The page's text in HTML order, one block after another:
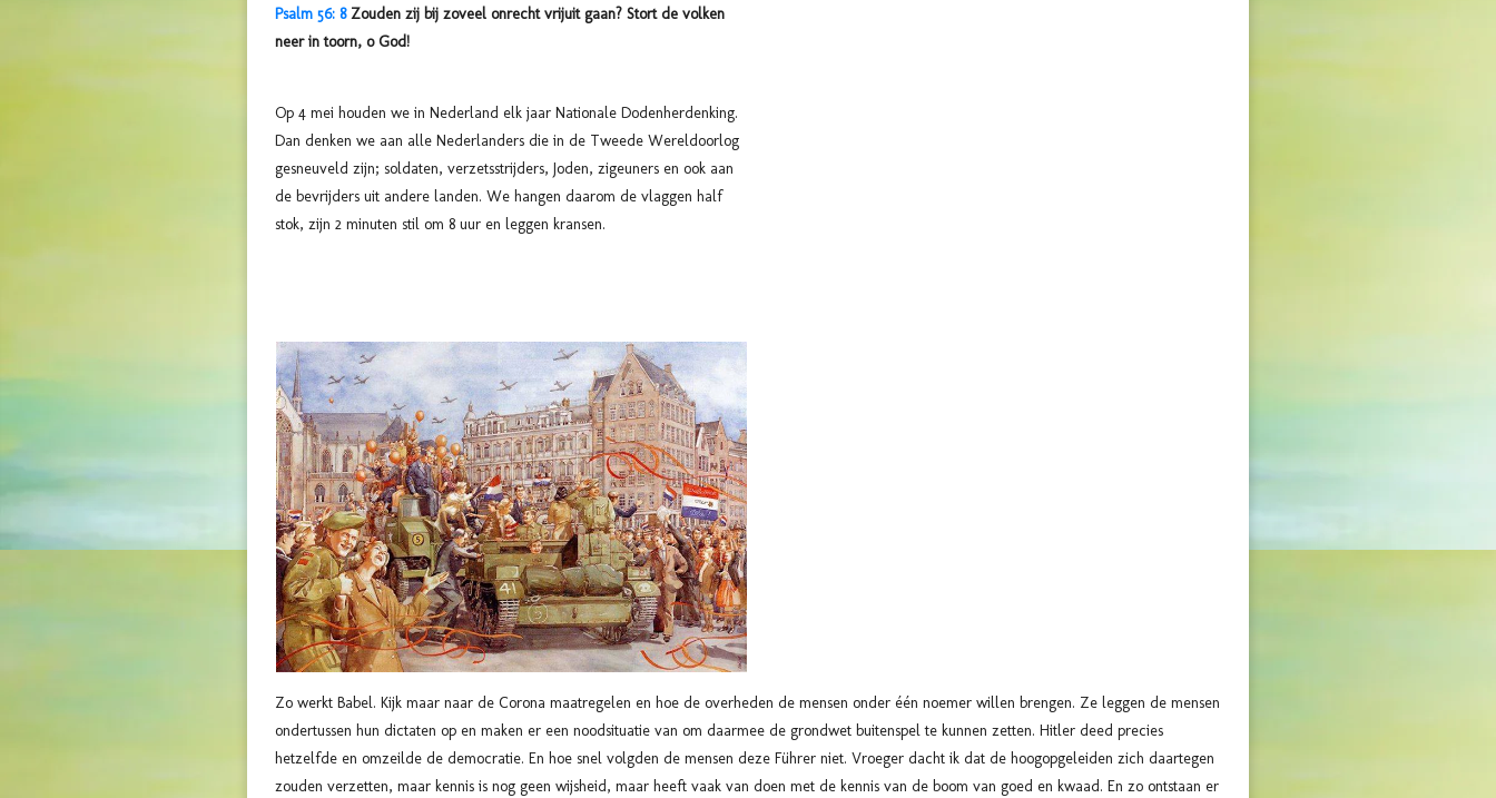
Psalm 56: 8Zouden zij bij zoveel onrecht vrijuit gaan? Stort de volken
neer in toorn, o God!
Op 4 mei houden we in Nederland elk jaar Nationale Dodenherdenking.
Dan denken we aan alle Nederlanders die in de Tweede Wereldoorlog
gesneuveld zijn; soldaten, verzetsstrijders, Joden, zigeuners en ook aan
de bevrijders uit andere landen. We hangen daarom de vlaggen half
stok, zijn 2 minuten stil om 8 uur en leggen kransen.
Zo werkt Babel. Kijk maar naar de Corona maatregelen en hoe de overheden de mensen onder één noemer willen brengen. Ze leggen de mensen
ondertussen hun dictaten op en maken er een noodsituatie van om daarmee de grondwet buitenspel te kunnen zetten. Hitler deed precies
hetzelfde en omzeilde de democratie. En hoe snel volgden de mensen deze Führer niet. Vroeger dacht ik dat de hoogopgeleiden zich daartegen
zouden verzetten, maar kennis is nog geen wijsheid, maar heeft vaak van doen met de kennis van de boom van goed en kwaad. En zo ontstaan er